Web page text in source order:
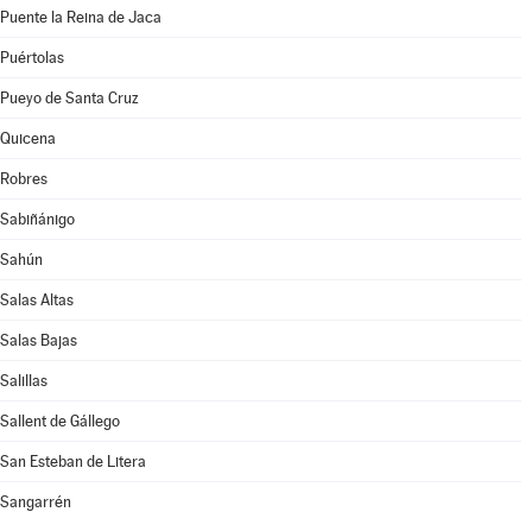
Puente la Reina de Jaca
Puértolas
Pueyo de Santa Cruz
Quicena
Robres
Sabiñánigo
Sahún
Salas Altas
Salas Bajas
Salillas
Sallent de Gállego
San Esteban de Litera
Sangarrén